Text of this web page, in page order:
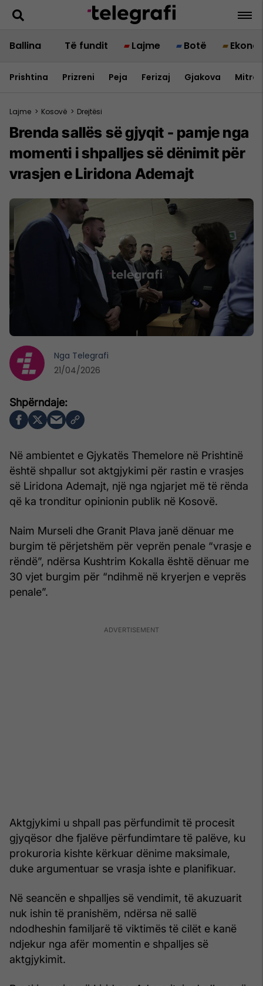
Ballina Të fundit Lajme Botë
Prishtina Prizreni Peja Ferizaj Gjakova
Lajme > Kosovë > Drejtësi
Brenda sallës së gjyqit - pamje nga
momenti i shpalljes së dënimit për
vrasjen e Liridona Ademajt
Në ambientet e Gjykatës Themelore në Prishtinë
është shpallur sot aktgjykimi për rastin e vrasjes
së Liridona Ademajt, një nga ngjarjet më të rënda
që ka tronditur opinionin publik në Kosovë.
Naim Murseli dhe Granit Plava janë dënuar me
burgim të përjetshëm për veprën penale “vrasje e
rëndë”, ndërsa Kushtrim Kokalla është dënuar me
30 vjet burgim për “ndihmë në kryerjen e veprës
penale”.
Aktgjykimi u shpall pas përfundimit të procesit
gjyqësor dhe fjalëve përfundimtare të palëve, ku
prokuroria kishte kërkuar dënime maksimale,
duke argumentuar se vrasja ishte e planifikuar.
Në seancën e shpalljes së vendimit, të akuzuarit
nuk ishin të pranishëm, ndërsa në sallë
ndodheshin familjarë të viktimës të cilët e kanë
ndjekur nga afër momentin e shpalljes së
aktgjykimit.
Nga Telegrafi
21/04/2026